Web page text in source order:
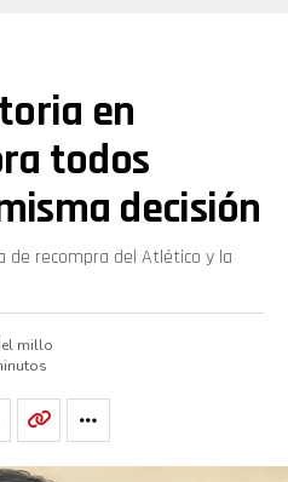
en
todos
decisión
de recompra del Atlético y la
millo